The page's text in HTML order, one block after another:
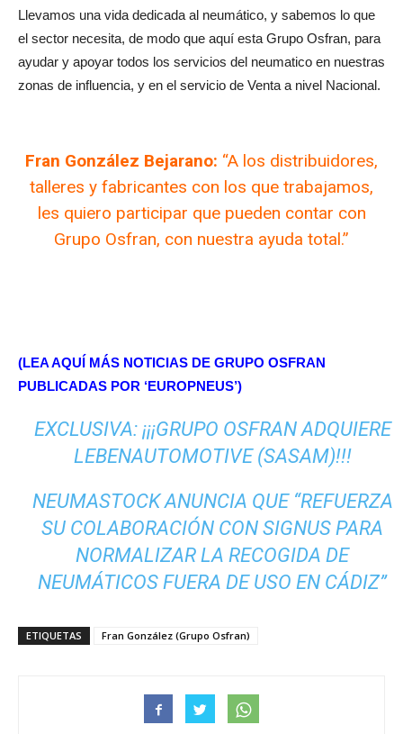
Llevamos una vida dedicada al neumático, y sabemos lo que
el sector necesita, de modo que aquí esta Grupo Osfran, para
ayudar y apoyar todos los servicios del neumatico en nuestras
zonas de influencia, y en el servicio de Venta a nivel Nacional.
Fran González Bejarano: “A los distribuidores,
talleres y fabricantes con los que trabajamos,
les quiero participar que pueden contar con
Grupo Osfran, con nuestra ayuda total.”
(LEA AQUÍ MÁS NOTICIAS DE GRUPO OSFRAN
PUBLICADAS POR ‘EUROPNEUS’)
EXCLUSIVA: ¡¡¡GRUPO OSFRAN ADQUIERE
LEBENAUTOMOTIVE (SASAM)!!!
NEUMASTOCK ANUNCIA QUE “REFUERZA
SU COLABORACIÓN CON SIGNUS PARA
NORMALIZAR LA RECOGIDA DE
NEUMÁTICOS FUERA DE USO EN CÁDIZ”
ETIQUETAS Fran González (Grupo Osfran)